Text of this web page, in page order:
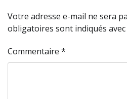
Votre adresse e-mail ne sera
obligatoires sont indiqués avec
Commentaire *